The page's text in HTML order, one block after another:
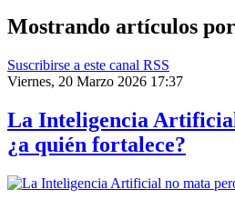
Mostrando artículos
Suscribirse a este canal RSS
Viernes, 20 Marzo 2026 17:37
La Inteligencia
¿a quién fortalece?